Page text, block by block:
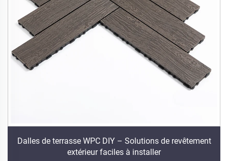
Dalles de terrasse WPC DIY – Solutions de revêtement
extérieur faciles à installer